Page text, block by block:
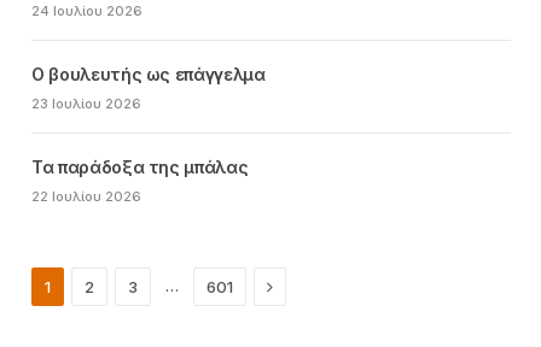
24 Ιουλίου 2026
Ο βουλευτής ως επάγγελμα
23 Ιουλίου 2026
Τα παράδοξα της μπάλας
22 Ιουλίου 2026
1 2 3 … 601 Next